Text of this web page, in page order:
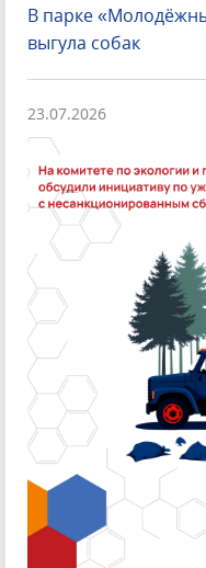
В парке
выгула собак
23.07.2026